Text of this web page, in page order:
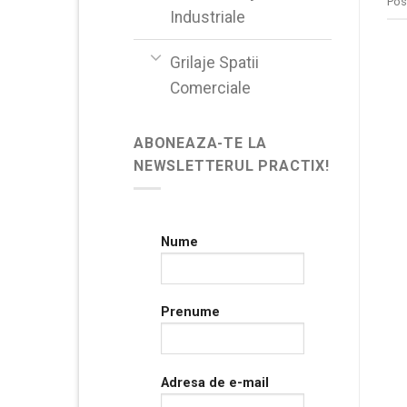
Industriale
Grilaje Spatii
Comerciale
ABONEAZA-TE LA
NEWSLETTERUL PRACTIX!
Nume
Prenume
Adresa de e-mail